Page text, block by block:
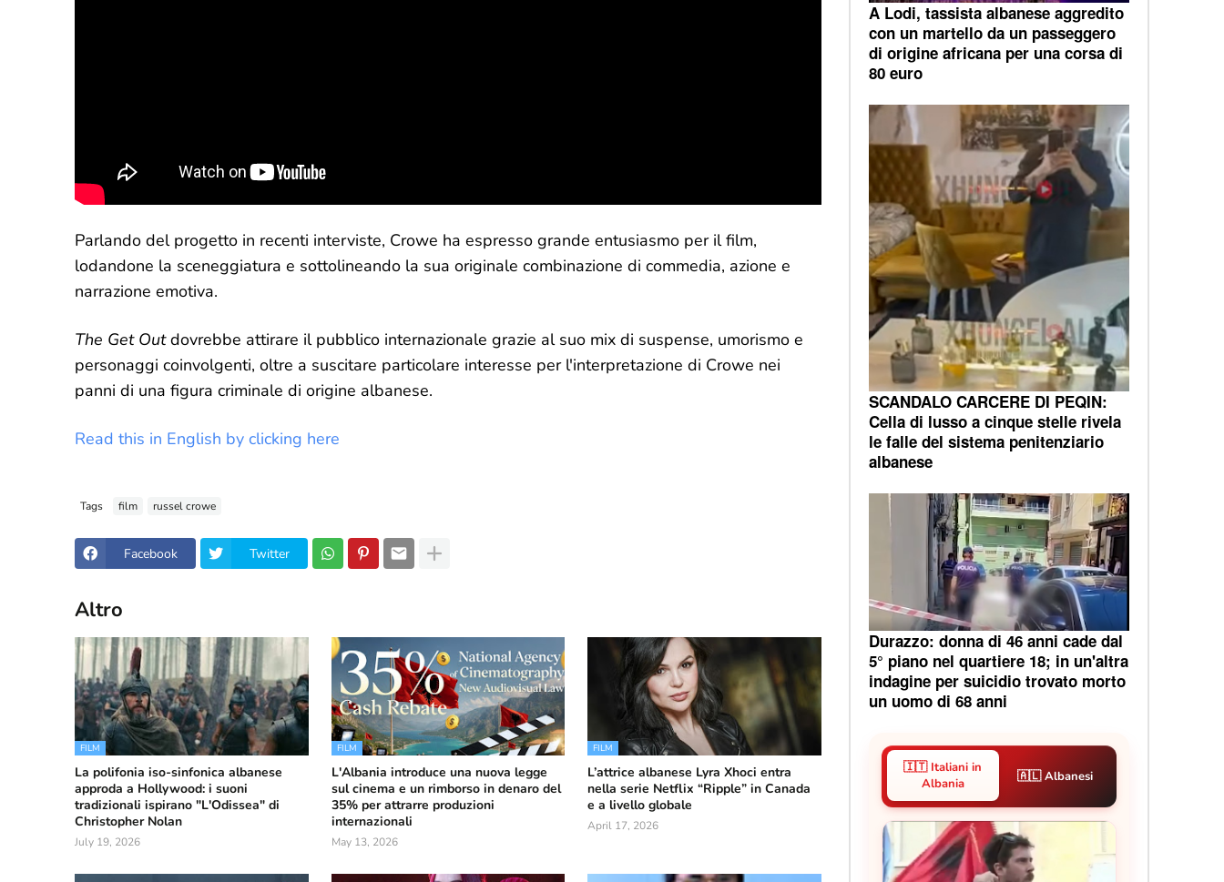
Parlando del progetto in recenti interviste, Crowe ha espresso grande entusiasmo per il film,
lodandone la sceneggiatura e sottolineando la sua originale combinazione di commedia, azione e
narrazione emotiva.
The Get Outdovrebbe attirare il pubblico internazionale grazie al suo mix di suspense, umorismo e
personaggi coinvolgenti, oltre a suscitare particolare interesse per l'interpretazione di Crowe nei
panni di una figura criminale di origine albanese.
Read this in English by clicking here
Tags film russel crowe
Facebook Twitter
Altro
FILM
La polifonia iso-sinfonica albanese
approda a Hollywood: i suoni
tradizionali ispirano "L'Odissea" di
Christopher Nolan
July 19, 2026
FILM
L'Albania introduce una nuova legge
sul cinema e un rimborso in denaro del
35% per attrarre produzioni
internazionali
May 13, 2026
FILM
L’attrice albanese Lyra Xhoci entra
nella serie Netflix “Ripple” in Canada
e a livello globale
April 17, 2026
A Lodi, tassista albanese aggredito
con un martello da un passeggero
di origine africana per una corsa di
80 euro
SCANDALO CARCERE DI PEQIN:
Cella di lusso a cinque stelle rivela
le falle del sistema penitenziario
albanese
Durazzo: donna di 46 anni cade dal
5° piano nel quartiere 18; in un'altra
indagine per suicidio trovato morto
un uomo di 68 anni
🇮🇹 Italiani in
Albania
🇦🇱 Albanesi